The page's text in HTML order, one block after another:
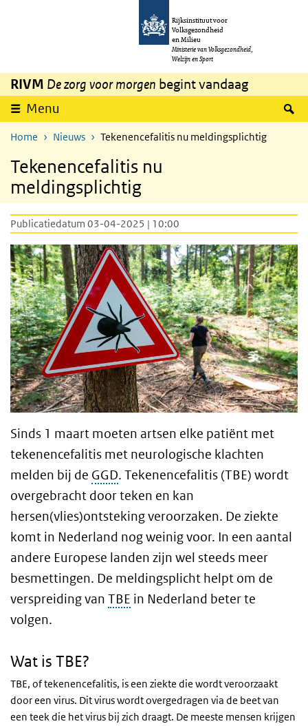
Overslaan en naar de inhoud gaan
Rijksinstituut voor
Volksgezondheid
en Milieu
Ministerie van Volksgezondheid,
Welzijn en Sport
RIVM De zorg voor morgen begint vandaag
Menu
Home Nieuws Tekenencefalitis nu meldingsplichtig
Tekenencefalitis nu
meldingsplichtig
Publicatiedatum 03-04-2025 | 10:00
Sinds 1 maart moeten artsen elke patiënt met
tekenencefalitis met neurologische klachten
melden bij de GGD. Tekenencefalitis (TBE) wordt
overgebracht door teken en kan
hersen(vlies)ontsteking veroorzaken. De ziekte
komt in Nederland nog weinig voor. In een aantal
andere Europese landen zijn wel steeds meer
besmettingen. De meldingsplicht helpt om de
verspreiding van TBE in Nederland beter te
volgen.
Wat is TBE?
TBE, of tekenencefalitis, is een ziekte die wordt veroorzaakt
door een virus. Dit virus wordt overgedragen via de beet van
een teek die het virus bij zich draagt. De meeste mensen krijgen